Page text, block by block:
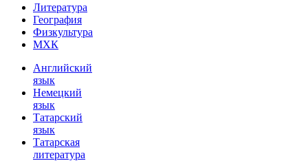
Литература
География
Физкультура
МХК
Английский
язык
Немецкий
язык
Татарский
язык
Татарская
литература